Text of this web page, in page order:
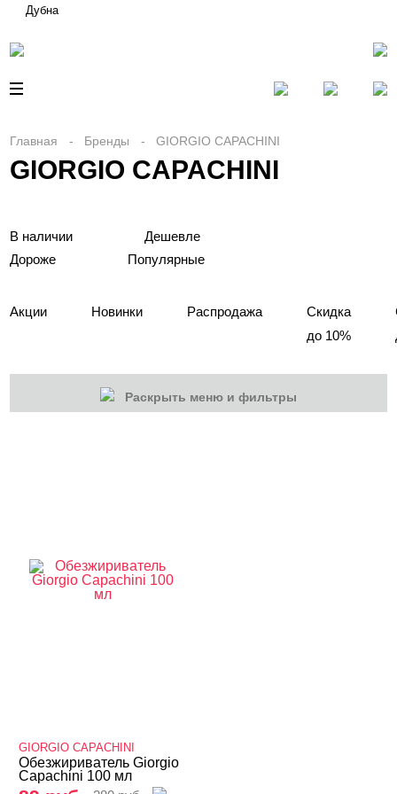
Дубна
Главная Бренды GIORGIO CAPACHINI
GIORGIO CAPACHINI
В наличии
Дешевле
Дороже
Популярные
Акции Новинки Распродажа
Скидка
до 10%
Раскрыть меню и фильтры
GIORGIO CAPACHINI
Обезжириватель Giorgio
Capachini 100 мл